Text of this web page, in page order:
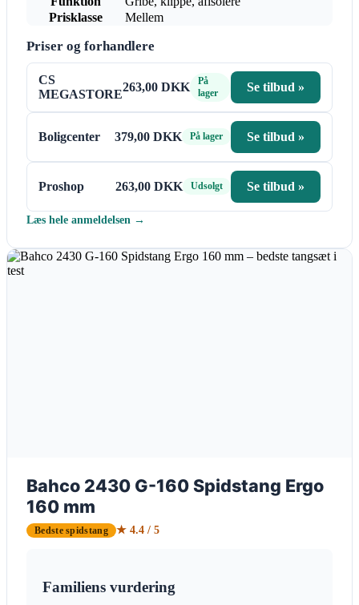
Prisklasse
Mellem
Priser og forhandlere
CS
MEGASTORE
263,00 DKK
På
lager
Se tilbud »
Boligcenter 379,00 DKK På lager Se tilbud »
Proshop 263,00 DKK Udsolgt Se tilbud »
Læs hele anmeldelsen →
Bahco 2430 G-160 Spidstang Ergo
160 mm
Bedste spidstang ★ 4.4 / 5
Familiens vurdering